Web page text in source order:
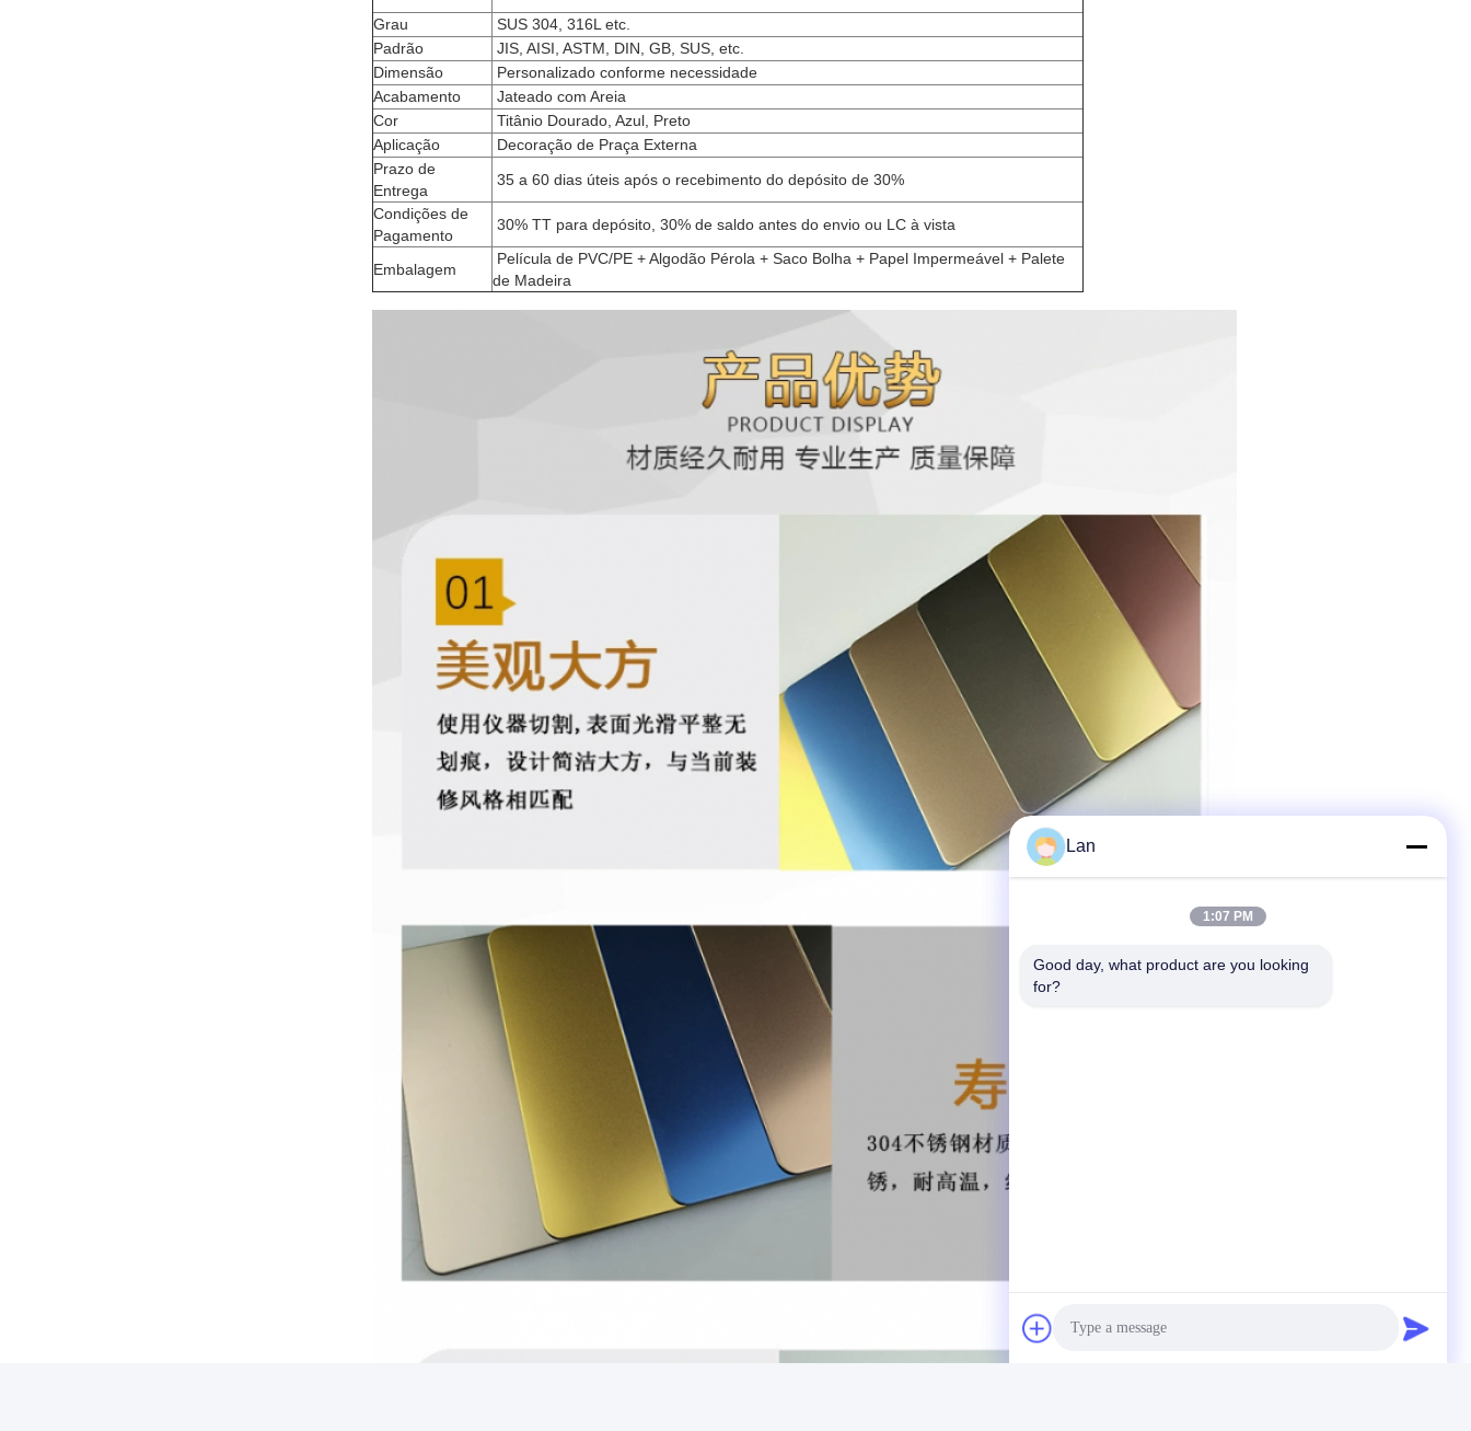
Grau
SUS 304, 316L etc.
Padrão
JIS, AISI, ASTM, DIN, GB, SUS, etc.
Dimensão
Personalizado conforme necessidade
Acabamento
Jateado com Areia
Cor
Titânio Dourado, Azul, Preto
Aplicação
Decoração de Praça Externa
Prazo de
Entrega
35 a 60 dias úteis após o recebimento do depósito de 30%
Condições de
Pagamento
30% TT para depósito, 30% de saldo antes do envio ou LC à vista
Embalagem
Película de PVC/PE + Algodão Pérola + Saco Bolha + Papel Impermeável + Palete
de Madeira
Lan
1:07 PM
Good day, what product are you looking
for?